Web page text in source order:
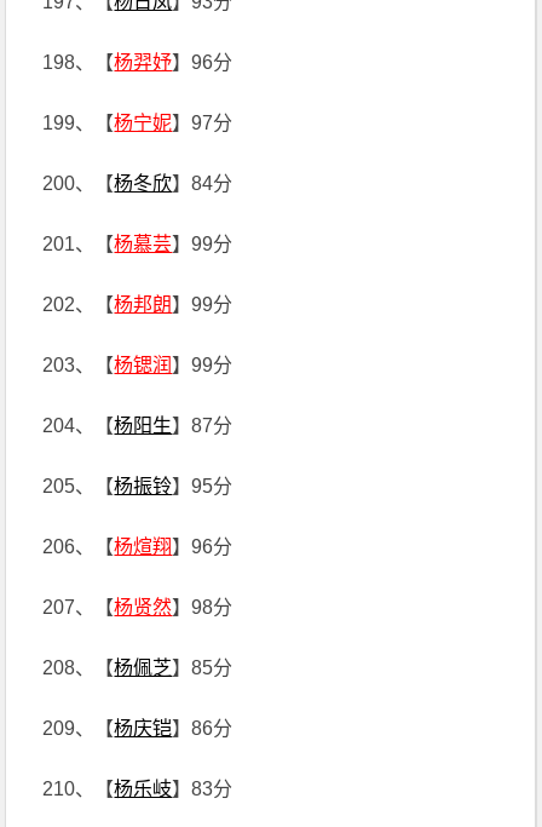
198、【杨羿妤】96分
199、【杨宁妮】97分
200、【杨冬欣】84分
201、【杨慕芸】99分
202、【杨邦朗】99分
203、【杨锶润 】99分
204、【杨阳生】87分
205、【杨振铃】95分
206、【杨煊翔】96分
207、【杨贤然】98分
208、【杨佩芝】85分
209、【杨庆铠】86分
210、【杨乐岐】83分